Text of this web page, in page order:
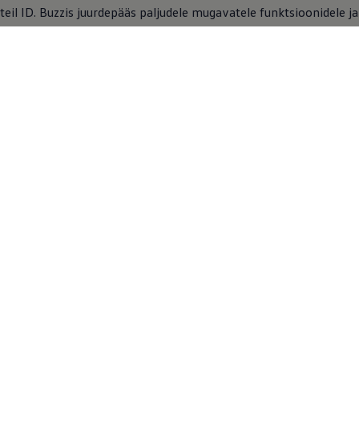
teil ID. Buzzis juurdepääs paljudele mugavatele funktsioonidele ja
teenustele, mis lihtsustavad teie elu. Volkswageni rakendusega